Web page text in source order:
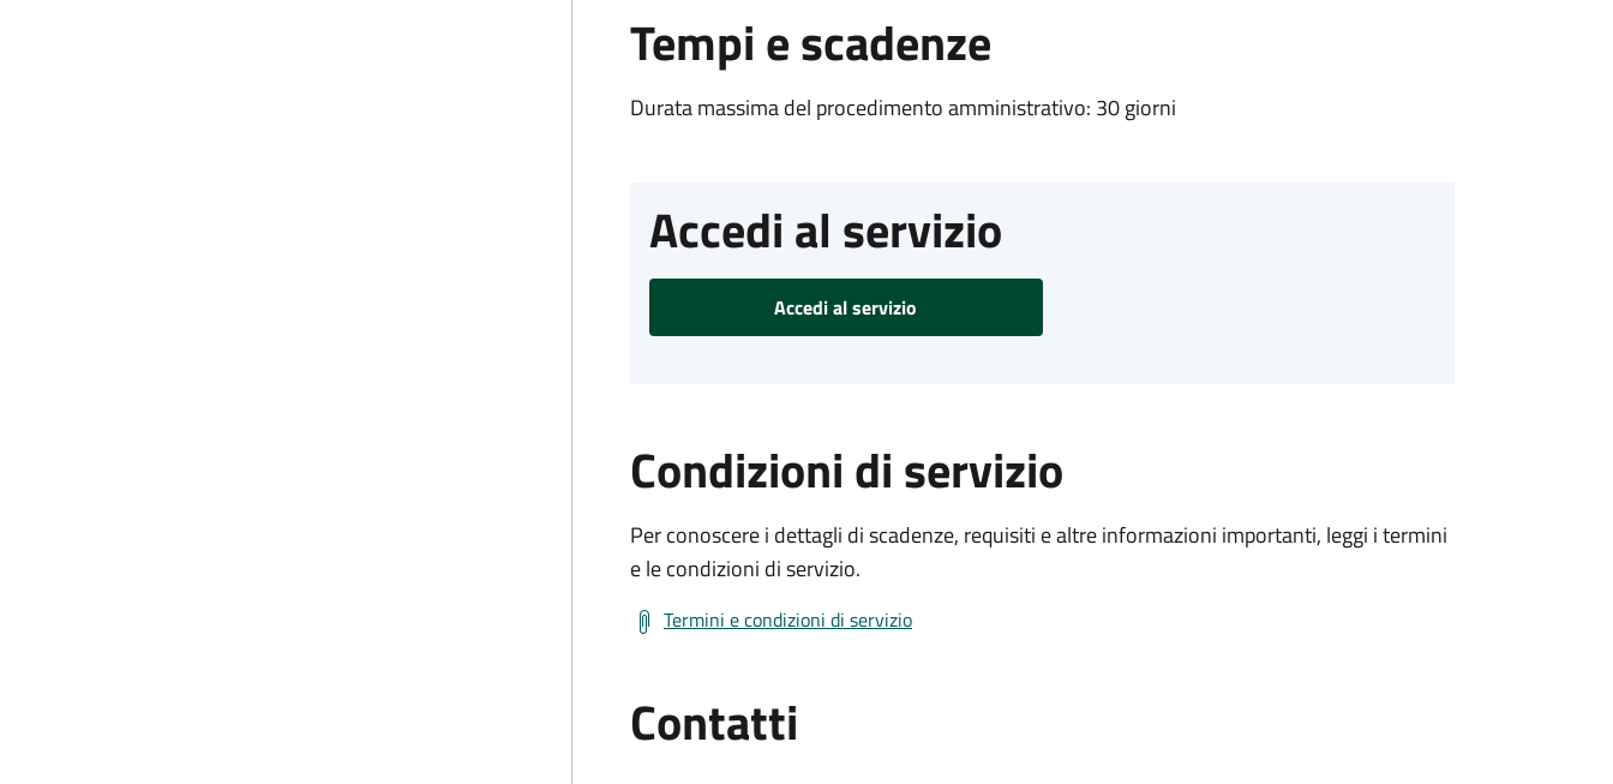
Tempi e scadenze
Durata massima del procedimento amministrativo: 30 giorni
Accedi al servizio
Accedi al servizio
Condizioni di servizio
Per conoscere i dettagli di scadenze, requisiti e altre informazioni importanti, leggi i termini
e le condizioni di servizio.
Termini e condizioni di servizio
Contatti